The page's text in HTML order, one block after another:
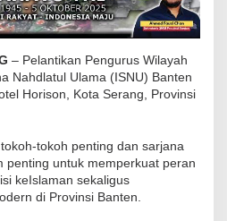
s
n
B
a
e
n
:
– Pelantikan Pengurus Wilayah
Nahdlatul Ulama (ISNU) Banten
Horison, Kota Serang, Provinsi
tokoh penting dan sarjana
penting untuk memperkuat peran
keIslaman sekaligus
di Provinsi Banten.